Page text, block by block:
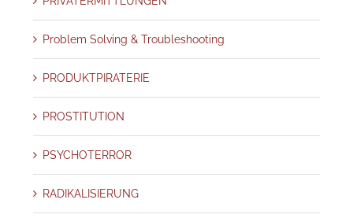
Problem Solving & Troubleshooting
PRODUKTPIRATERIE
PROSTITUTION
PSYCHOTERROR
RADIKALISIERUNG